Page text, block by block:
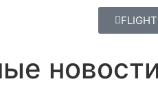
FLIGHT